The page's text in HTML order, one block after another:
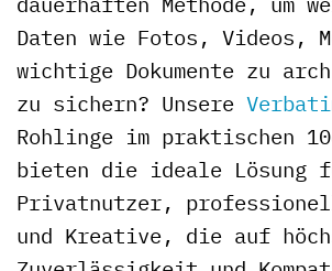
Daten wie Fotos, Videos,
wichtige Dokumente zu
zu sichern? Unsere
Rohlinge im praktischen
bieten die ideale Lösung
Privatnutzer,
und Kreative, die auf